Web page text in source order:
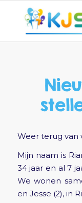
Weer terug van
Mijn naam is
34 jaar en al 7
We wonen
en Jesse (2), in